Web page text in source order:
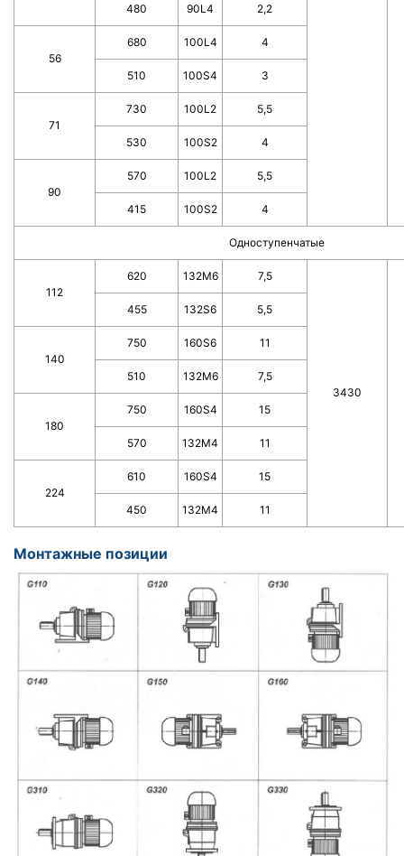
480 90L4 2,2
56
680 100L4 4
510 100S4 3
71
730 100L2 5,5
530 100S2 4
90
570 100L2 5,5
415 100S2 4
Одноступенчатые
112
620 132M6 7,5
3430
455 132S6 5,5
140
750 160S6 11
510 132M6 7,5
180
750 160S4 15
570 132M4 11
224
610 160S4 15
450 132M4 11
Монтажные позиции